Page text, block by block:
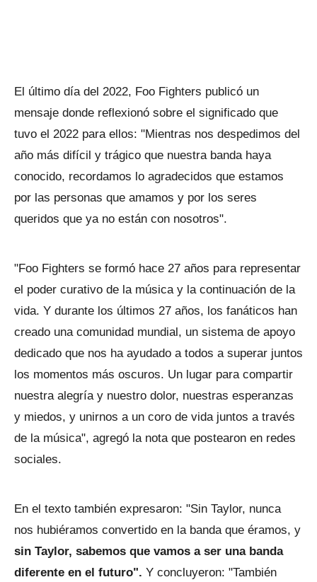
El último día del 2022, Foo Fighters publicó un
mensaje donde reflexionó sobre el significado que
tuvo el 2022 para ellos: "Mientras nos despedimos del
año más difícil y trágico que nuestra banda haya
conocido, recordamos lo agradecidos que estamos
por las personas que amamos y por los seres
queridos que ya no están con nosotros".
"Foo Fighters se formó hace 27 años para representar
el poder curativo de la música y la continuación de la
vida. Y durante los últimos 27 años, los fanáticos han
creado una comunidad mundial, un sistema de apoyo
dedicado que nos ha ayudado a todos a superar juntos
los momentos más oscuros. Un lugar para compartir
nuestra alegría y nuestro dolor, nuestras esperanzas
y miedos, y unirnos a un coro de vida juntos a través
de la música", agregó la nota que postearon en redes
sociales.
En el texto también expresaron: "Sin Taylor, nunca
nos hubiéramos convertido en la banda que éramos, y
sin Taylor, sabemos que vamos a ser una banda
diferente en el futuro". Y concluyeron: "También